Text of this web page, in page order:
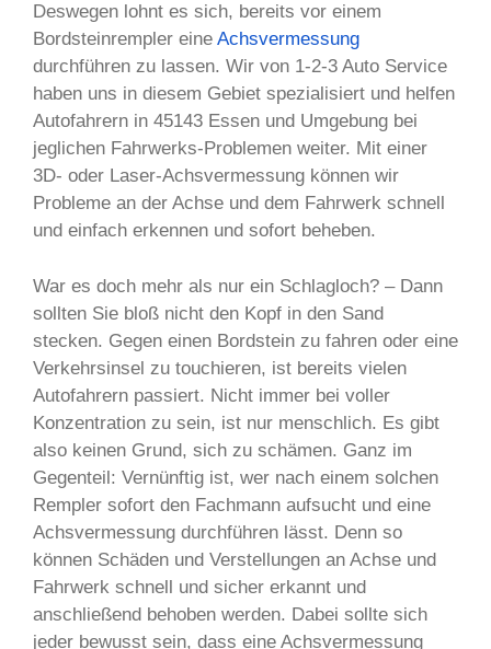
Deswegen lohnt es sich, bereits vor einem
Bordsteinrempler eine Achsvermessung
durchführen zu lassen. Wir von 1-2-3 Auto Service
haben uns in diesem Gebiet spezialisiert und helfen
Autofahrern in 45143 Essen und Umgebung bei
jeglichen Fahrwerks-Problemen weiter. Mit einer
3D- oder Laser-Achsvermessung können wir
Probleme an der Achse und dem Fahrwerk schnell
und einfach erkennen und sofort beheben.
War es doch mehr als nur ein Schlagloch? – Dann
sollten Sie bloß nicht den Kopf in den Sand
stecken. Gegen einen Bordstein zu fahren oder eine
Verkehrsinsel zu touchieren, ist bereits vielen
Autofahrern passiert. Nicht immer bei voller
Konzentration zu sein, ist nur menschlich. Es gibt
also keinen Grund, sich zu schämen. Ganz im
Gegenteil: Vernünftig ist, wer nach einem solchen
Rempler sofort den Fachmann aufsucht und eine
Achsvermessung durchführen lässt. Denn so
können Schäden und Verstellungen an Achse und
Fahrwerk schnell und sicher erkannt und
anschließend behoben werden. Dabei sollte sich
jeder bewusst sein, dass eine Achsvermessung